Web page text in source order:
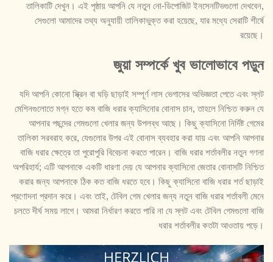
তালিকাটি দেখুন। এই পৃষ্ঠায় আপনি যে নতুন নো-ডিপোজিট ইনসেনটিভগুলো দেখবেন,
সেগুলো আমাদের তথ্য অনুযায়ী তালিকাভুক্ত করা হয়েছে, যার মধ্যে সেরাটি শীর্ষে
রয়েছে।
জুয়া সম্পর্কে খুব ভালোভাবে পড়ুন
যদি আপনি কোনো স্ক্রিন বা ঘড়ি ছাড়াই সম্পূর্ণ লাস ভেগাসের অভিজ্ঞতা পেতে এবং স্লট
মেশিনগুলোতে মগ্ন হতে কম বাজি ধরার ক্যাসিনোর বোনাস চান, তাহলে নিশ্চিত করুন যে
আপনার পছন্দের গেমগুলো খেলার জন্য উপলব্ধ আছে। কিছু ক্যাসিনো নির্দিষ্ট গেমের
তালিকা সরবরাহ করে, যেগুলোর উপর এই বোনাস ব্যবহার করা যায় এবং আপনি আপনার
বাজি ধরার ক্ষেত্রে তা পুরোপুরি বিবেচনা করতে পারেন। বাজি ধরার শর্তাবলীর নতুন গণনা
অপরিহার্য; এটি আপনাকে একটি ধারণা দেয় যে আপনার ক্যাসিনো জেতার বোনাসটি নিশ্চিত
করার জন্য আপনাকে ঠিক কত বাজি ধরতে হবে। কিছু ক্যাসিনো বাজি ধরার শর্ত ছাড়াই
প্রণোদনা প্রদান করে। এবং তাই, টেবিল গেম খেলার জন্য নতুন বাজি ধরার শর্তাবলী মেনে
চলতে দীর্ঘ সময় লাগে। আমরা নির্ধারণ করতে পারি না যে স্লট এবং টেবিল গেমগুলো বাজি
ধরার শর্তাবলীর কতটা আওতায় পড়ে।